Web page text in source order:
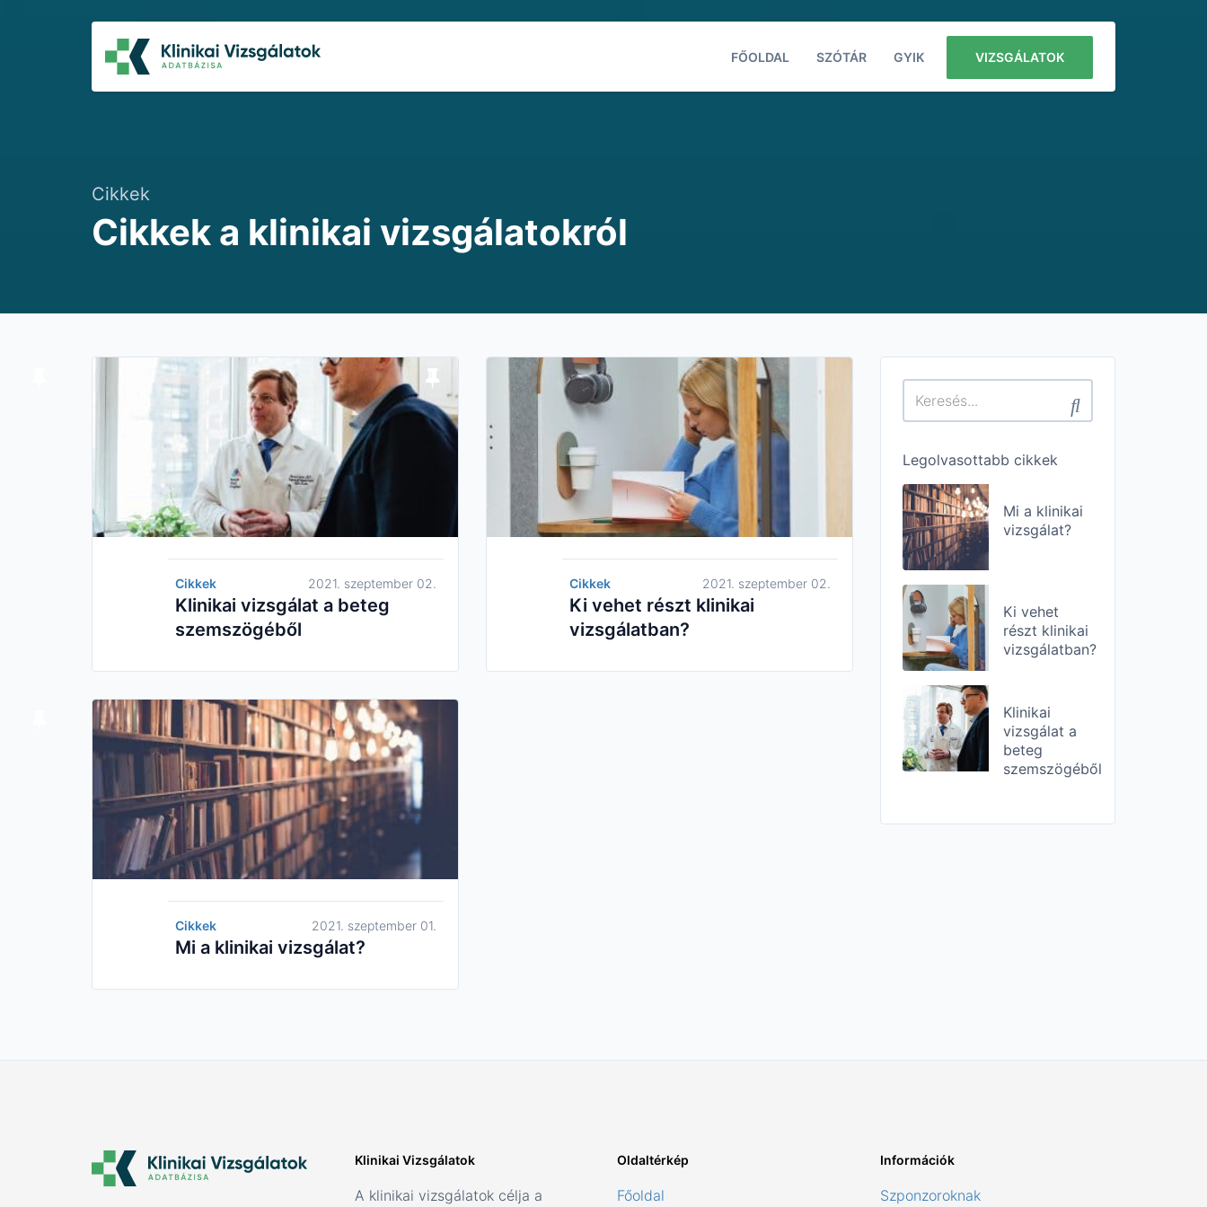
FŐOLDAL SZÓTÁR GYIK VIZSGÁLATOK
Cikkek
Cikkek a klinikai vizsgálatokról
Cikkek 2021. szeptember 02.
Klinikai vizsgálat a beteg
szemszögéből
Cikkek 2021. szeptember 02.
Ki vehet részt klinikai
vizsgálatban?
Cikkek 2021. szeptember 01.
Mi a klinikai vizsgálat?
Legolvasottabb cikkek
Mi a klinikai
vizsgálat?
Ki vehet
részt klinikai
vizsgálatban?
Klinikai
vizsgálat a
beteg
szemszögéből
Klinikai Vizsgálatok
A klinikai vizsgálatok célja a
Oldaltérkép
Főoldal
Információk
Szponzoroknak